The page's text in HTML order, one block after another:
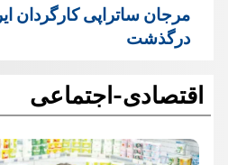
مرجان ساتراپی کارگردان
درگذشت
اقتصادی-اجتماعی